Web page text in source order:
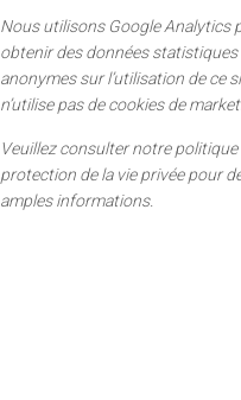
Nous utilisons Google Analytics
obtenir des données statistiques
anonymes sur l’utilisation de ce
n’utilise pas de cookies de
Veuillez consulter notre politique
protection de la vie privée pour
amples informations.